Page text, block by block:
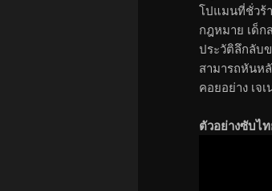
โปแมนที่ชั่วร้
กฎหมาย เด็ก
ประวัติลึกลับ
สามารถหันห
คอยอย่าง เจ
ตัวอย่างซับไ